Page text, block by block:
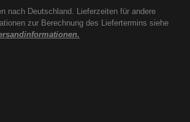
nach Deutschland. Lieferzeiten für andere
zur Berechnung des Liefertermins siehe